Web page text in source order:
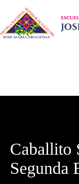
Caballito
Segunda